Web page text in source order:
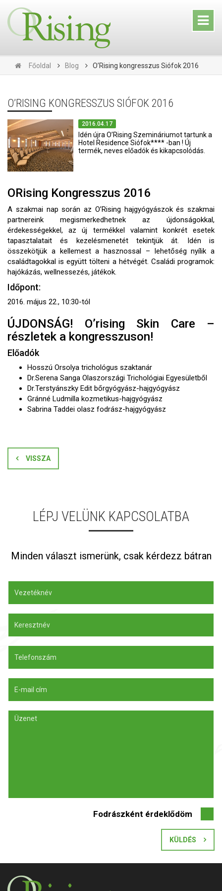
Főoldal Blog O’Rising kongresszus Siófok 2016
O’RISING KONGRESSZUS SIÓFOK 2016
2016.04.17
Idén újra O’Rising Szemináriumot tartunk a
Hotel Residence Siófok**** -ban ! Új
termék, neves előadók és kikapcsolódás.
ORising Kongresszus 2016
A szakmai nap során az O’Rising hajgyógyászok és szakmai
partnereink megismerkedhetnek az újdonságokkal,
érdekességekkel, az új termékkel valamint konkrét esetek
tapasztalatait és kezelésmenetét tekintjük át. Idén is
összekötjük a kellemest a hasznossal – lehetőség nyílik a
családtagokkal is együtt tölteni a hétvégét. Családi programok:
hajókázás, wellnessezés, játékok.
Időpont:
2016. május 22., 10:30-tól
ÚJDONSÁG! O’rising Skin Care –
részletek a kongresszuson!
Előadók
Hosszú Orsolya trichológus szaktanár
Dr.Serena Sanga Olaszországi Trichológiai Egyesületből
Dr.Terstyánszky Edit bőrgyógyász-hajgyógyász
Gránné Ludmilla kozmetikus-hajgyógyász
Sabrina Taddei olasz fodrász-hajgyógyász
VISSZA
LÉPJ VELÜNK KAPCSOLATBA
Minden választ ismerünk, csak kérdezz bátran
Fodrászként érdeklődöm
KÜLDÉS